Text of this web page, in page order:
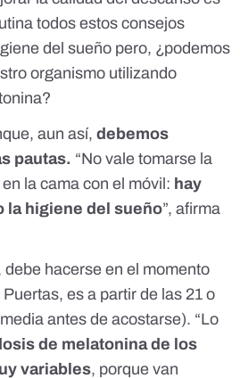
todos estos consejos
del sueño pero, ¿podemos
organismo utilizando
aun así, debemos
pautas. “No vale tomarse la
la cama con el móvil: hay
la higiene del sueño”, afirma
hacerse en el momento
es a partir de las 21 o
antes de acostarse). “Lo
de melatonina de los
variables, porque van